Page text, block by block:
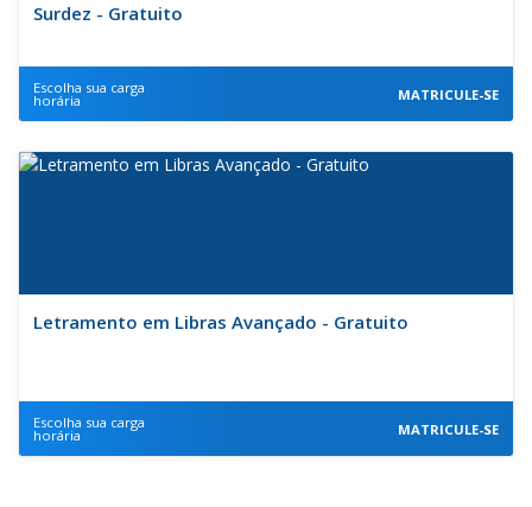
Surdez - Gratuito
Escolha sua carga
horária MATRICULE-SE
Letramento em Libras Avançado - Gratuito
Escolha sua carga
horária MATRICULE-SE